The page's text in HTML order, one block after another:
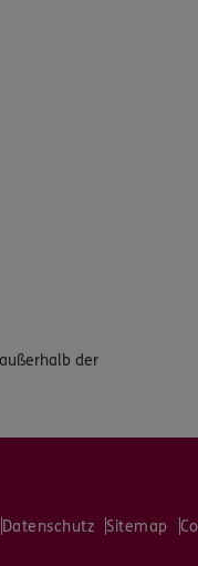
der
Datenschutz Sitemap